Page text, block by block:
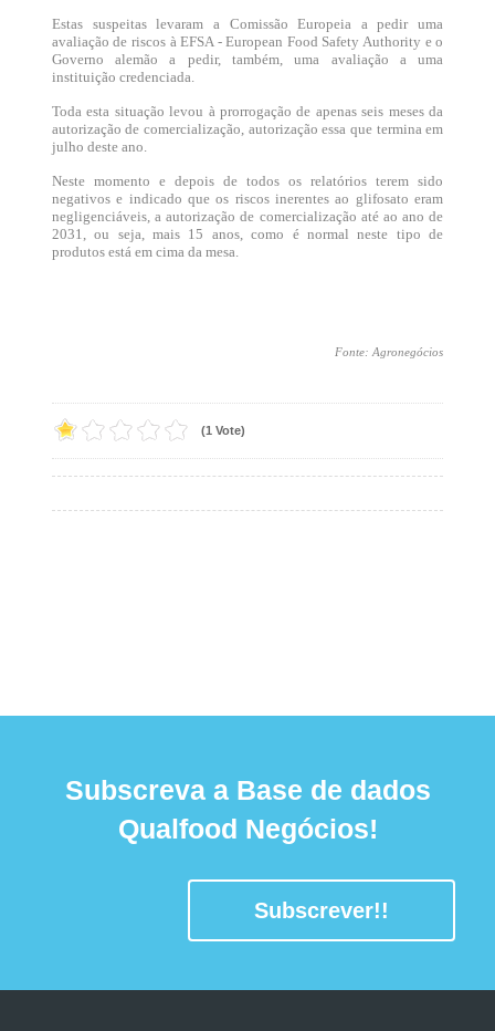
Estas suspeitas levaram a Comissão Europeia a pedir uma
avaliação de riscos à EFSA - European Food Safety Authority e o
Governo alemão a pedir, também, uma avaliação a uma
instituição credenciada.
Toda esta situação levou à prorrogação de apenas seis meses da
autorização de comercialização, autorização essa que termina em
julho deste ano.
Neste momento e depois de todos os relatórios terem sido
negativos e indicado que os riscos inerentes ao glifosato eram
negligenciáveis, a autorização de comercialização até ao ano de
2031, ou seja, mais 15 anos, como é normal neste tipo de
produtos está em cima da mesa.
Fonte: Agronegócios
(1 Vote)
Subscreva a Base de dados
Qualfood Negócios!
Subscrever!!